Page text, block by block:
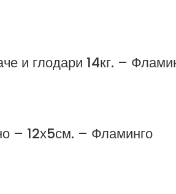
и глодари 14кг. –
– 12х5см. – Фламинго